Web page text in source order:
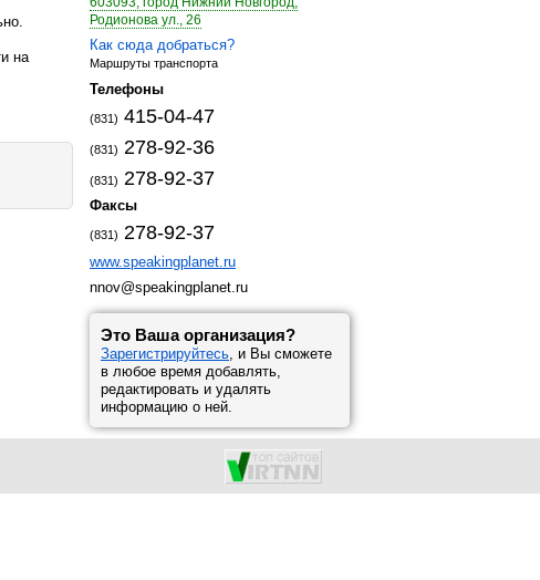
на
Родионова ул., 26
Как сюда добраться?
Маршруты транспорта
Телефоны
(831) 415-04-47
(831) 278-92-36
(831) 278-92-37
Факсы
(831) 278-92-37
www.speakingplanet.ru
nnov@speakingplanet.ru
Это Ваша организация?
Зарегистрируйтесь, и Вы сможете
в любое время добавлять,
редактировать и удалять
информацию о ней.